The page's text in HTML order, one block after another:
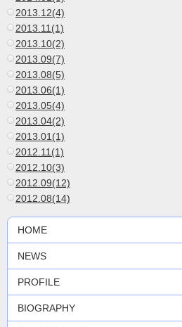
2013.12(4)
2013.11(1)
2013.10(2)
2013.09(7)
2013.08(5)
2013.06(1)
2013.05(4)
2013.04(2)
2013.01(1)
2012.11(1)
2012.10(3)
2012.09(12)
2012.08(14)
HOME
NEWS
PROFILE
BIOGRAPHY